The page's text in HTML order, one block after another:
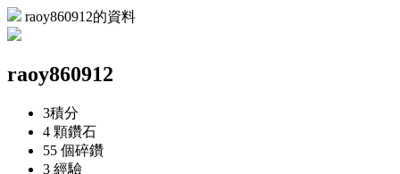
raoy860912的資料
raoy860912
3積分
4 顆鑽石
55 個碎鑽
3 經驗